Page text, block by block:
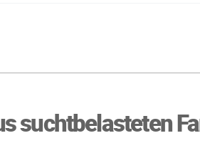
suchtbelasteten